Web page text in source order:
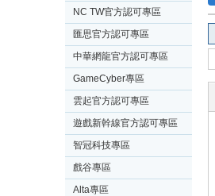
NC TW官方認可專區
匯思官方認可專區
中華網龍官方認可專區
GameCyber專區
雲起官方認可專區
遊戲新幹線官方認可專區
智冠科技專區
戲谷專區
Alta專區